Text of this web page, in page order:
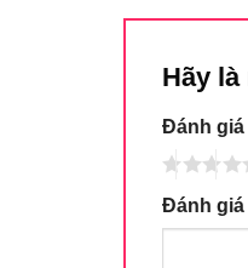
Hãy
Đánh giá
Đánh giá